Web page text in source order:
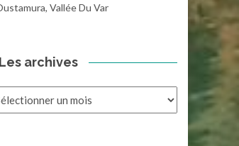
Vallée Du Var
Les archives